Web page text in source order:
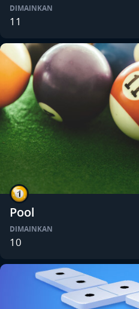
DIMAINKAN
11
Pool
DIMAINKAN
10